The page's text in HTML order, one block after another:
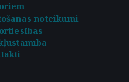
noteikumi